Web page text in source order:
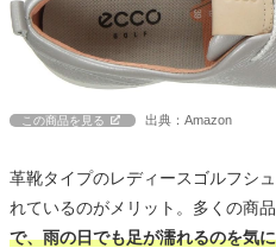
この商品を見る 出典：Amazon
革靴タイプのレディースゴルフシ
れているのがメリット。多くの商
で、雨の日でも足が濡れるのを気